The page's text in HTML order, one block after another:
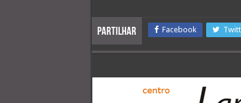
Partilhar Facebook